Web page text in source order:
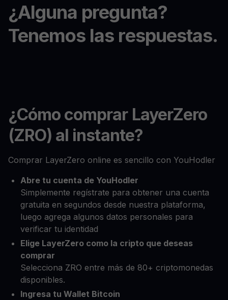
¿Alguna pregunta?
Tenemos las respuestas.
¿Cómo comprar LayerZero
(ZRO) al instante?
Comprar LayerZero online es sencillo con YouHodler
Abre tu cuenta de YouHodler
Simplemente regístrate para obtener una cuenta
gratuita en segundos desde nuestra plataforma,
luego agrega algunos datos personales para
verificar tu identidad
Elige LayerZero como la cripto que deseas
comprar
Selecciona ZRO entre más de 80+ criptomonedas
disponibles.
Ingresa tu Wallet Bitcoin